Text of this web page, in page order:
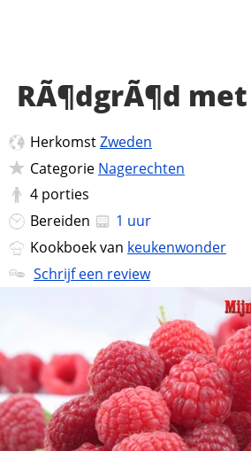
RÃ¶dgrÃ¶d
HerkomstZweden
Categorie Nagerechten
4 porties
Bereiden
1 uur
Kookboek van keukenwonder
Schrijf een review